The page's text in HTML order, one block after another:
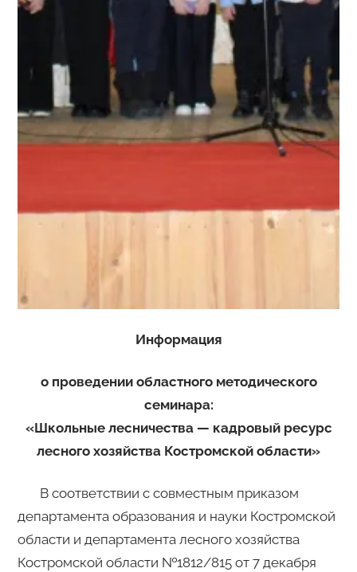
Информация
о проведении областного методического
семинара:
«Школьные лесничества — кадровый ресурс
лесного хозяйства Костромской области»
В соответствии с совместным приказом
департамента образования и науки Костромской
области и департамента лесного хозяйства
Костромской области №1812/815 от 7 декабря